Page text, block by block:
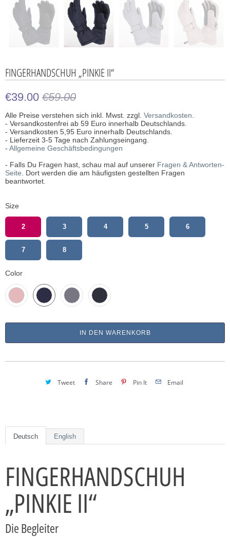
FINGERHANDSCHUH „PINKIE II“
€39.00 €59.00
Alle Preise verstehen sich inkl. Mwst. zzgl. Versandkosten.
- Versandkostenfrei ab 59 Euro innerhalb Deutschlands.
- Versandkosten 5,95 Euro innerhalb Deutschlands.
- Lieferzeit 3-5 Tage nach Zahlungseingang.
- Allgemeine Geschäftsbedingungen
- Falls Du Fragen hast, schau mal auf unserer Fragen & Antworten-
Seite. Dort werden die am häufigsten gestellten Fragen
beantwortet.
Size
2 3 4 5 6
7 8
Color
IN DEN WARENKORB
Tweet Share Pin It Email
Deutsch English
FINGERHANDSCHUH
„PINKIE II“
Die Begleiter